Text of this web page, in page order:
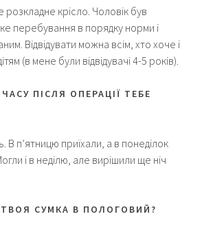
розкладне крісло. Чоловік був
перебування в порядку норми і
Відвідувати можна всім, хто хоче і
(в мене були відвідувачі 4-5 років).
ПІСЛЯ ОПЕРАЦІЇ ТЕБЕ
В п’ятницю приїхали, а в понеділок
і в неділю, але вирішили ще ніч
СУМКА В ПОЛОГОВИЙ?